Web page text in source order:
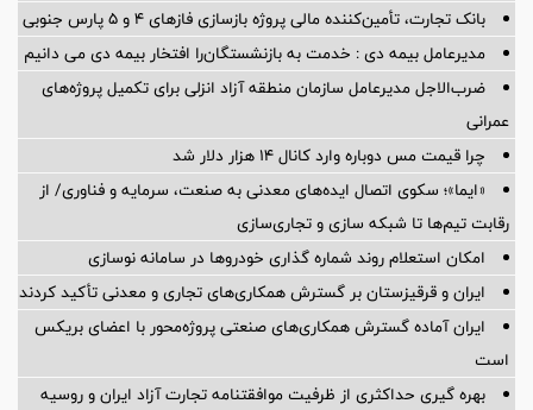
بانک تجارت، تأمین‌کننده مالی پروژه بازسازی فازهای ۴ و ۵ پارس جنوبی
مدیرعامل بیمه دی : خدمت به بازنشستگان‌را افتخار بیمه دی می دانیم
ضرب‌الاجل مدیرعامل سازمان منطقه آزاد انزلی برای تكمیل پروژه‌های
عمرانی
چرا قیمت مس دوباره وارد کانال ۱۴ هزار دلار شد
«ایما»؛ سکوی اتصال ایده‌های معدنی به صنعت، سرمایه و فناوری/ از
رقابت تیم‌ها تا شبکه سازی و تجاری‌سازی
امکان استعلام روند شماره گذاری خودروها در سامانه نوسازی
ایران و قرقیزستان بر گسترش همکاری‌های تجاری و معدنی تأکید کردند
ایران آماده گسترش همکاری‌های صنعتی پروژه‌محور با اعضای بریکس
است
بهره گیری حداکثری از ظرفیت موافقتنامه تجارت آزاد ایران و روسیه